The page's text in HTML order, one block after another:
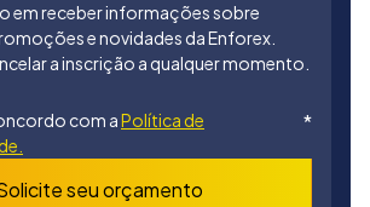
em receber informações sobre
e novidades da Enforex.
a inscrição a qualquer momento.
com aPolítica de
*
seu orçamento